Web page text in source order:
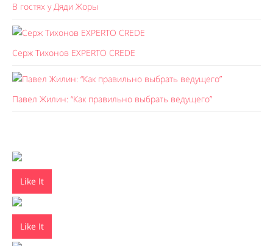
В гостях у Дяди Жоры
Серж Тихонов EXPERTO CREDE
Павел Жилин: “Как правильно выбрать ведущего”
Like It
Like It